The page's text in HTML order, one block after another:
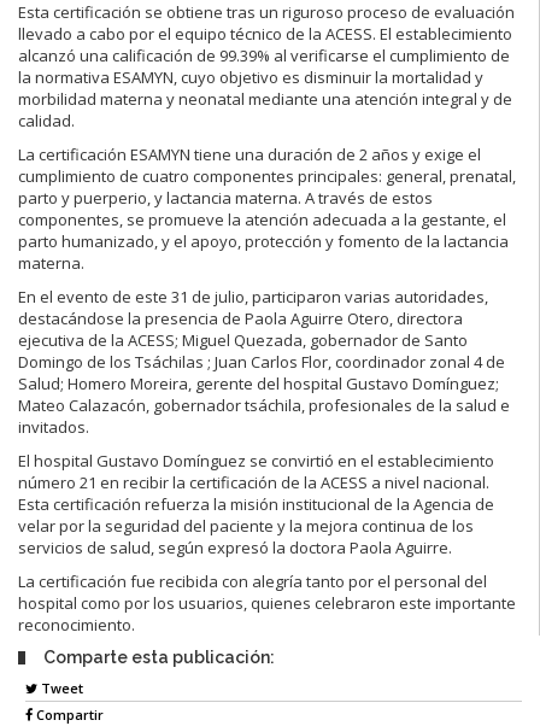
Esta certificación se obtiene tras un riguroso proceso de evaluación
llevado a cabo por el equipo técnico de la ACESS. El establecimiento
alcanzó una calificación de 99.39% al verificarse el cumplimiento de
la normativa ESAMYN, cuyo objetivo es disminuir la mortalidad y
morbilidad materna y neonatal mediante una atención integral y de
calidad.
La certificación ESAMYN tiene una duración de 2 años y exige el
cumplimiento de cuatro componentes principales: general, prenatal,
parto y puerperio, y lactancia materna. A través de estos
componentes, se promueve la atención adecuada a la gestante, el
parto humanizado, y el apoyo, protección y fomento de la lactancia
materna.
En el evento de este 31 de julio, participaron varias autoridades,
destacándose la presencia de Paola Aguirre Otero, directora
ejecutiva de la ACESS; Miguel Quezada, gobernador de Santo
Domingo de los Tsáchilas ; Juan Carlos Flor, coordinador zonal 4 de
Salud; Homero Moreira, gerente del hospital Gustavo Domínguez;
Mateo Calazacón, gobernador tsáchila, profesionales de la salud e
invitados.
El hospital Gustavo Domínguez se convirtió en el establecimiento
número 21 en recibir la certificación de la ACESS a nivel nacional.
Esta certificación refuerza la misión institucional de la Agencia de
velar por la seguridad del paciente y la mejora continua de los
servicios de salud, según expresó la doctora Paola Aguirre.
La certificación fue recibida con alegría tanto por el personal del
hospital como por los usuarios, quienes celebraron este importante
reconocimiento.
Comparte esta publicación:
Tweet
Compartir